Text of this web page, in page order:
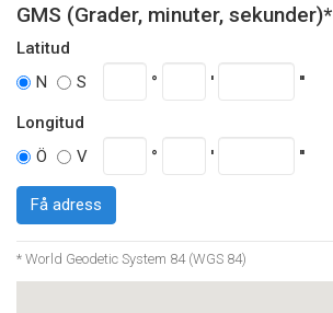
GMS (Grader, minuter, sekunder)*
Latitud
N
S ° ' ''
Longitud
Ö
V ° ' ''
Få adress
* World Geodetic System 84 (WGS 84)